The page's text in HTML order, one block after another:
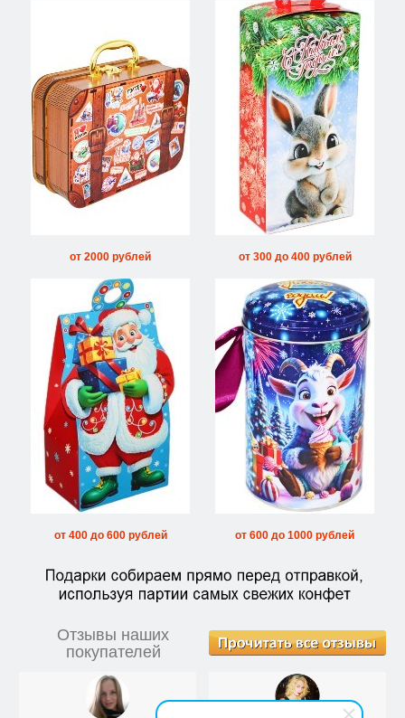
от 2000 рублей от 300 до 400 рублей
от 400 до 600 рублей от 600 до 1000 рублей
Отзывы наших
покупателей